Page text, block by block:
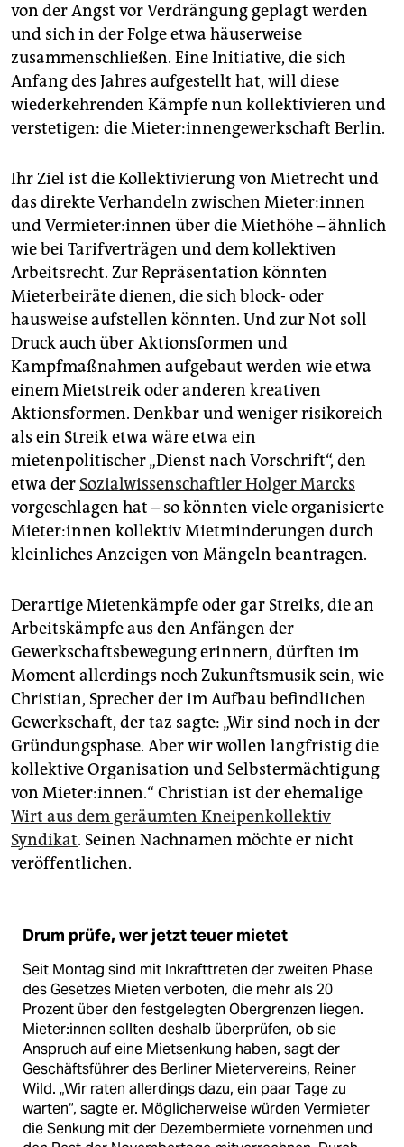
von der Angst vor Verdrängung geplagt werden
und sich in der Folge etwa häuserweise
zusammenschließen. Eine Initiative, die sich
Anfang des Jahres aufgestellt hat, will diese
wiederkehrenden Kämpfe nun kollektivieren und
verstetigen: die Mieter:innengewerkschaft Berlin.
Ihr Ziel ist die Kollektivierung von Mietrecht und
das direkte Verhandeln zwischen Mieter:innen
und Ver­mie­ter:in­nen über die Miethöhe – ähnlich
wie bei Tarifverträgen und dem kollektiven
Arbeitsrecht. Zur Repräsentation könnten
Mieterbeiräte dienen, die sich block- oder
hausweise aufstellen könnten. Und zur Not soll
Druck auch über Aktionsformen und
Kampfmaßnahmen aufgebaut werden wie etwa
einem Mietstreik oder anderen kreativen
Aktionsformen. Denkbar und weniger risikoreich
als ein Streik etwa wäre etwa ein
mietenpolitischer „Dienst nach Vorschrift“, den
etwa der Sozialwissenschaftler Holger Marcks
vorgeschlagen hat – so könnten viele organisierte
Mieter:innen kollektiv Mietminderungen durch
kleinliches Anzeigen von Mängeln beantragen.
Derartige Mietenkämpfe oder gar Streiks, die an
Arbeitskämpfe aus den Anfängen der
Gewerkschaftsbewegung erinnern, dürften im
Moment allerdings noch Zukunftsmusik sein, wie
Christian, Sprecher der im Aufbau befindlichen
Gewerkschaft, der taz sagte: „Wir sind noch in der
Gründungsphase. Aber wir wollen langfristig die
kollektive Organisation und Selbstermächtigung
von Mieter:innen.“ Christian ist der ehemalige
Wirt aus dem geräumten Kneipenkollektiv
Syndikat. Seinen Nachnamen möchte er nicht
veröffentlichen.
Drum prüfe, wer jetzt teuer mietet
Seit Montag sind mit Inkraft­treten der zweiten Phase
des Gesetzes Mieten verboten, die mehr als 20
Prozent über den festgelegten Obergrenzen liegen.
Mieter:innen sollten deshalb überprüfen, ob sie
Anspruch auf eine Mietsenkung haben, sagt der
Geschäftsführer des Berliner Mietervereins, Reiner
Wild. „Wir raten allerdings dazu, ein paar Tage zu
warten“, sagte er. Möglicherweise würden Vermieter
die Senkung mit der Dezembermiete vornehmen und